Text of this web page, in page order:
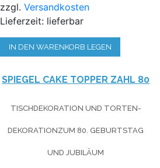
zzgl.Versandkosten
Lieferzeit: lieferbar
IN DEN WARENKORB LEGEN
SPIEGEL CAKE TOPPER ZAHL 80
TISCHDEKORATION UND TORTEN-
DEKORATIONZUM 80. GEBURTSTAG
UND JUBILÄUM